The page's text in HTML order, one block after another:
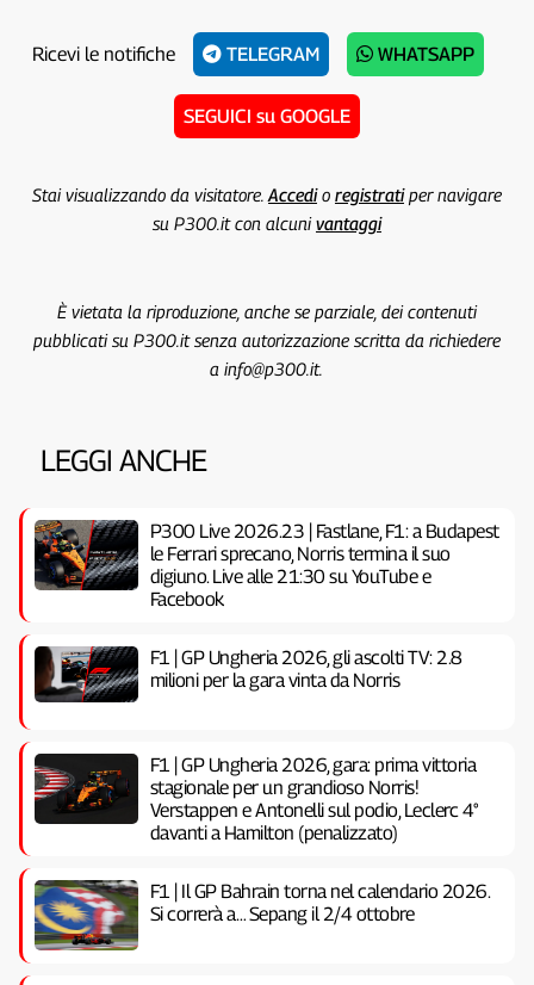
Ricevi le notifiche TELEGRAM WHATSAPP
SEGUICI su GOOGLE
Stai visualizzando da visitatore. Accedio registratiper navigare
su P300.it con alcunivantaggi
È vietata la riproduzione, anche se parziale, dei contenuti
pubblicati su P300.it senza autorizzazione scritta da richiedere
a info@p300.it.
LEGGI ANCHE
P300 Live 2026.23 | Fastlane, F1: a Budapest
le Ferrari sprecano, Norris termina il suo
digiuno. Live alle 21:30 su YouTube e
Facebook
F1 | GP Ungheria 2026, gli ascolti TV: 2.8
milioni per la gara vinta da Norris
F1 | GP Ungheria 2026, gara: prima vittoria
stagionale per un grandioso Norris!
Verstappen e Antonelli sul podio, Leclerc 4°
davanti a Hamilton (penalizzato)
F1 | Il GP Bahrain torna nel calendario 2026.
Si correrà a… Sepang il 2/4 ottobre